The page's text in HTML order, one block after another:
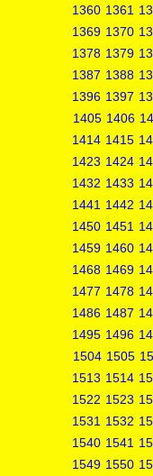
1360 1361
1369 1370
1378 1379
1387 1388
1396 1397
1405 1406
1414 1415
1423 1424
1432 1433
1441 1442
1450 1451
1459 1460
1468 1469
1477 1478
1486 1487
1495 1496
1504 1505
1513 1514
1522 1523
1531 1532
1540 1541
1549 1550